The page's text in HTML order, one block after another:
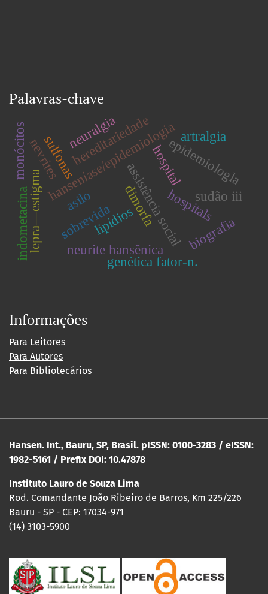
Palavras-chave
hanseníase/epidemiologia
sobrevida
sulfonas
hospitals
assistência social
hospital
asilo
neurite hansênica biografia
epidemiologla
lepra—estigma
artralgia
hereditariedade
genética fator-n.
lipídios
sudão iii
indometacina
neuralgia
dimorfa
monócitosnevrites
Informações
Para Leitores
Para Autores
Para Bibliotecários
Hansen. Int., Bauru, SP, Brasil. pISSN: 0100-3283 / eISSN:
1982-5161 / Prefix DOI: 10.47878
Instituto Lauro de Souza Lima
Rod. Comandante João Ribeiro de Barros, Km 225/226
Bauru - SP - CEP: 17034-971
(14) 3103-5900